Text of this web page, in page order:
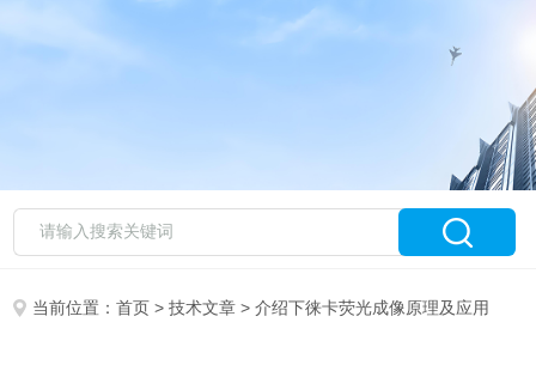
当前位置：首页 >技术文章 > 介绍下徕卡荧光成像原理及应用